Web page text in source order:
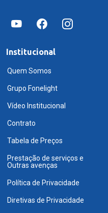
Institucional
Quem Somos
Grupo Fonelight
Vídeo Institucional
Contrato
Tabela de Preços
Prestação de serviços e
Outras avenças
Política de Privacidade
Diretivas de Privacidade